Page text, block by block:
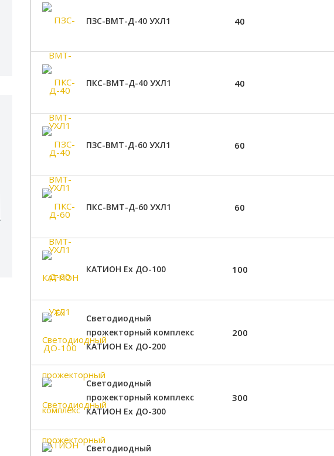
ПЗС-ВМТ-Д-40 УХЛ1 40
ПКС-ВМТ-Д-40 УХЛ1 40
ПЗС-ВМТ-Д-60 УХЛ1 60
ПКС-ВМТ-Д-60 УХЛ1 60
КАТИОН Ех ДО-100 100
Светодиодный
прожекторный комплекс
КАТИОН Ех ДО-200
200
Светодиодный
прожекторный комплекс
КАТИОН Ех ДО-300
300
Светодиодный